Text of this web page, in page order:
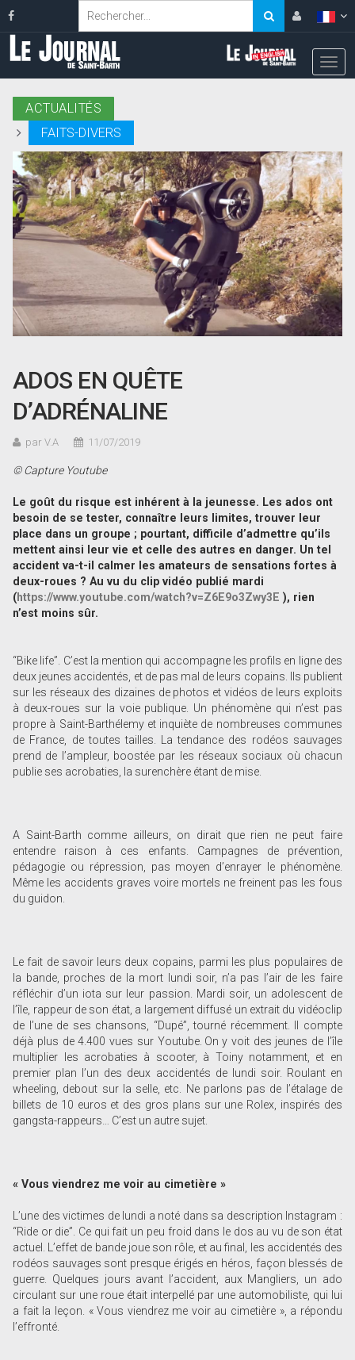
ACTUALITÉS
FAITS-DIVERS
ADOS EN QUÊTE
D’ADRÉNALINE
par V.A 11/07/2019
© Capture Youtube
Le goût du risque est inhérent à la jeunesse. Les ados ont
besoin de se tester, connaître leurs limites, trouver leur
place dans un groupe ; pourtant, difficile d’admettre qu’ils
mettent ainsi leur vie et celle des autres en danger. Un tel
accident va-t-il calmer les amateurs de sensations fortes à
deux-roues ? Au vu du clip vidéo publié mardi
(https://www.youtube.com/watch?v=Z6E9o3Zwy3E ), rien
n’est moins sûr.
“Bike life”. C’est la mention qui accompagne les profils en ligne des
deux jeunes accidentés, et de pas mal de leurs copains. Ils publient
sur les réseaux des dizaines de photos et vidéos de leurs exploits
à deux-roues sur la voie publique. Un phénomène qui n’est pas
propre à Saint-Barthélemy et inquiète de nombreuses communes
de France, de toutes tailles. La tendance des rodéos sauvages
prend de l’ampleur, boostée par les réseaux sociaux où chacun
publie ses acrobaties, la surenchère étant de mise.
A Saint-Barth comme ailleurs, on dirait que rien ne peut faire
entendre raison à ces enfants. Campagnes de prévention,
pédagogie ou répression, pas moyen d’enrayer le phénomène.
Même les accidents graves voire mortels ne freinent pas les fous
du guidon.
Le fait de savoir leurs deux copains, parmi les plus populaires de
la bande, proches de la mort lundi soir, n’a pas l’air de les faire
réfléchir d’un iota sur leur passion. Mardi soir, un adolescent de
l’île, rappeur de son état, a largement diffusé un extrait du vidéoclip
de l’une de ses chansons, “Dupé”, tourné récemment. Il compte
déjà plus de 4.400 vues sur Youtube. On y voit des jeunes de l’île
multiplier les acrobaties à scooter, à Toiny notamment, et en
premier plan l’un des deux accidentés de lundi soir. Roulant en
wheeling, debout sur la selle, etc. Ne parlons pas de l’étalage de
billets de 10 euros et des gros plans sur une Rolex, inspirés des
gangsta-rappeurs… C’est un autre sujet.
« Vous viendrez me voir au cimetière »
L’une des victimes de lundi a noté dans sa description Instagram :
“Ride or die”. Ce qui fait un peu froid dans le dos au vu de son état
actuel. L’effet de bande joue son rôle, et au final, les accidentés des
rodéos sauvages sont presque érigés en héros, façon blessés de
guerre. Quelques jours avant l’accident, aux Mangliers, un ado
circulant sur une roue était interpellé par une automobiliste, qui lui
a fait la leçon. « Vous viendrez me voir au cimetière », a répondu
l’effronté.